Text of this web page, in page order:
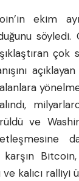
ekim
çok
ve
karşın
kalıcı ralliyi